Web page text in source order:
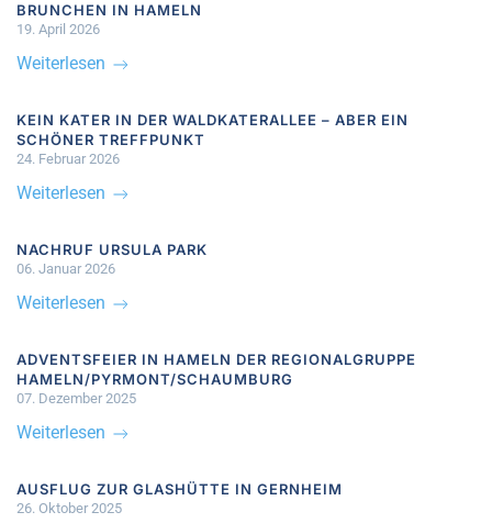
BRUNCHEN IN HAMELN
19. April 2026
Weiterlesen
KEIN KATER IN DER WALDKATERALLEE – ABER EIN
SCHÖNER TREFFPUNKT
24. Februar 2026
Weiterlesen
NACHRUF URSULA PARK
06. Januar 2026
Weiterlesen
ADVENTSFEIER IN HAMELN DER REGIONALGRUPPE
HAMELN/PYRMONT/SCHAUMBURG
07. Dezember 2025
Weiterlesen
AUSFLUG ZUR GLASHÜTTE IN GERNHEIM
26. Oktober 2025